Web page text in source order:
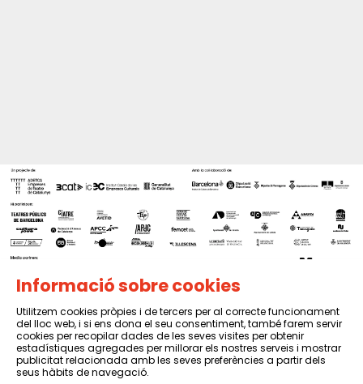
Sitemap | Avís Legal | Política de privacitat | Contactar
Informació sobre cookies
Utilitzem cookies pròpies i de tercers per al correcte funcionament
del lloc web, i si ens dona el seu consentiment, també farem servir
cookies per recopilar dades de les seves visites per obtenir
estadístiques agregades per millorar els nostres serveis i mostrar
publicitat relacionada amb les seves preferències a partir dels
seus hàbits de navegació.